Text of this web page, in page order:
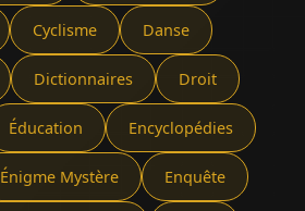
Cyclisme Danse
Dictionnaires Droit
Éducation Encyclopédies
Énigme Mystère Enquête